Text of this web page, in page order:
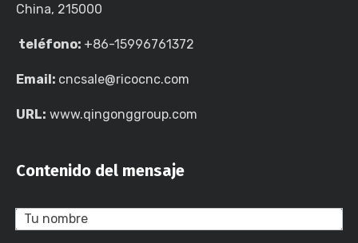
China, 215000
teléfono: +86-15996761372
Email: cncsale@ricocnc.com
URL: www.qingonggroup.com
Contenido del mensaje